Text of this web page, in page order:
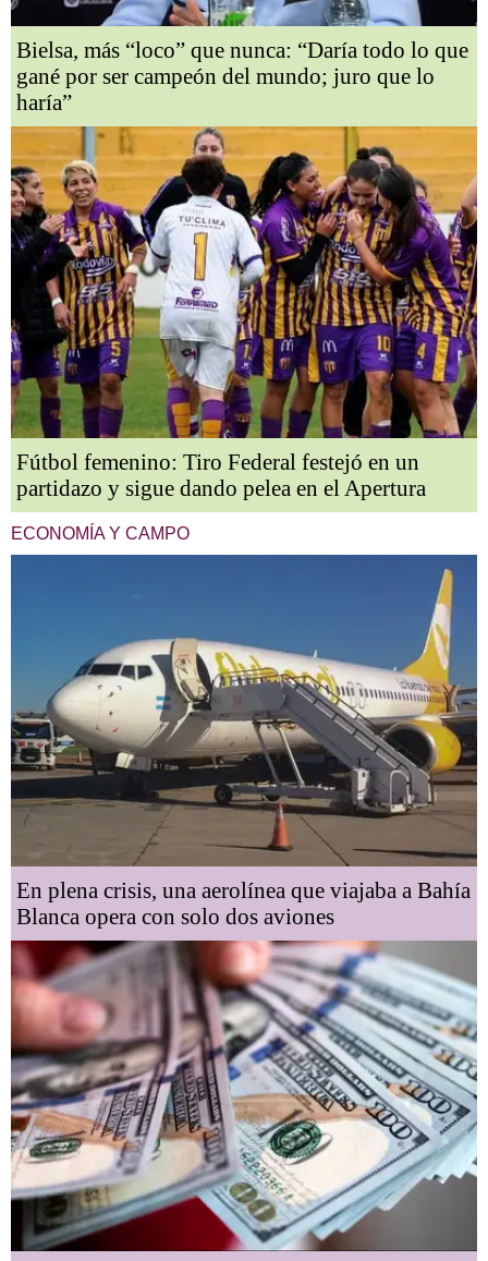
Bielsa, más “loco” que nunca: “Daría todo lo que
gané por ser campeón del mundo; juro que lo
haría”
Fútbol femenino: Tiro Federal festejó en un
partidazo y sigue dando pelea en el Apertura
ECONOMÍA Y CAMPO
En plena crisis, una aerolínea que viajaba a Bahía
Blanca opera con solo dos aviones